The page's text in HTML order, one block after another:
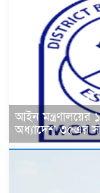
আইন মন্ত্রণালয়ের
অধ্যাদেশ ৩৫এর